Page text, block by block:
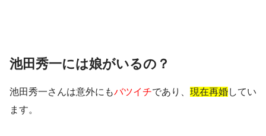
池田秀一には娘がいるの？
池田秀一さんは意外にもバツイチであり、 現在再婚してい
ます。